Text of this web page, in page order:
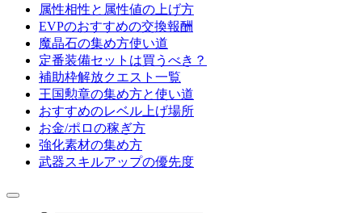
属性相性と属性値の上げ方
EVPのおすすめの交換報酬
魔晶石の集め方使い道
定番装備セットは買うべき？
補助枠解放クエスト一覧
王国勲章の集め方と使い道
おすすめのレベル上げ場所
お金/ポロの稼ぎ方
強化素材の集め方
武器スキルアップの優先度